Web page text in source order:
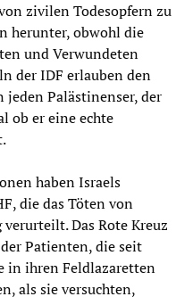
zivilen Todesopfern zu
herunter, obwohl die
und Verwundeten
der IDF erlauben den
jeden Palästinenser, der
ob er eine echte
haben Israels
die das Töten von
Das Rote Kreuz
Patienten, die seit
in ihren Feldlazaretten
als sie versuchten,